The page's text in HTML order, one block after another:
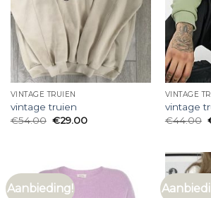
VINTAGE TRUIEN
vintage truien
€54.00 €29.00
VINTAGE
vintage
€44.00
Aanbieding!